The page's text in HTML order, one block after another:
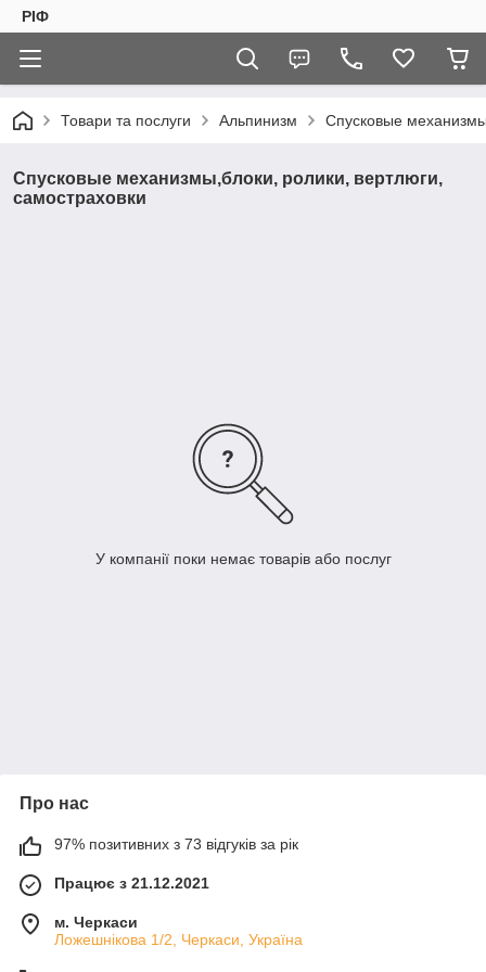
РІФ
Товари та послуги Альпинизм Спусковые
Спусковые механизмы,блоки, ролики, вертлюги,
самостраховки
У компанії поки немає товарів або послуг
Про нас
97% позитивних з 73 відгуків за рік
Працює з 21.12.2021
м. Черкаси
Ложешнікова 1/2, Черкаси, Україна